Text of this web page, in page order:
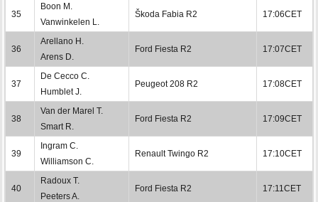
35
Boon M.
Vanwinkelen L.
Škoda Fabia R2 17:06CET
36
Arellano H.
Arens D.
Ford Fiesta R2 17:07CET
37
De Cecco C.
Humblet J.
Peugeot 208 R2 17:08CET
38
Van der Marel T.
Smart R.
Ford Fiesta R2 17:09CET
39
Ingram C.
Williamson C.
Renault Twingo R2 17:10CET
40
Radoux T.
Peeters A.
Ford Fiesta R2 17:11CET